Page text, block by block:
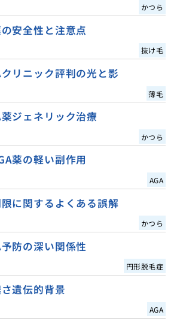
かつら
安全性と注意点
抜け毛
リニック評判の光と影
薄毛
ジェネリック治療
かつら
薬の軽い副作用
AGA
に関するよくある誤解
かつら
防の深い関係性
円形脱毛症
遺伝的背景
AGA